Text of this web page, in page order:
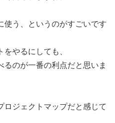
使う、というのがすごいです
やるにしても、
るのが一番の利点だと思いま
ロジェクトマップだと感じて